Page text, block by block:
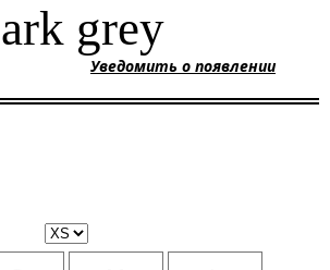
grey
Уведомить о появлении